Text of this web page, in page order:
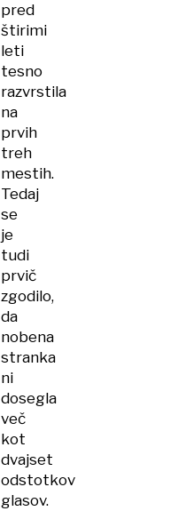
pred
štirimi
leti
tesno
razvrstila
na
prvih
treh
mestih.
Tedaj
se
je
tudi
prvič
zgodilo,
da
nobena
stranka
ni
dosegla
več
kot
dvajset
odstotkov
glasov.